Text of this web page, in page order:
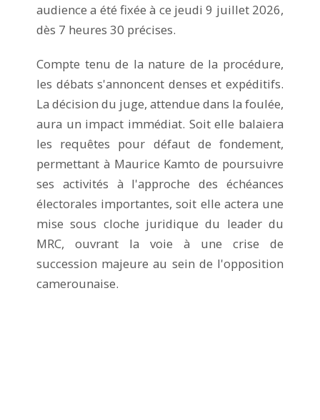
audience a été fixée à ce jeudi 9 juillet 2026,
dès 7 heures 30 précises.
Compte tenu de la nature de la procédure,
les débats s'annoncent denses et expéditifs.
La décision du juge, attendue dans la foulée,
aura un impact immédiat. Soit elle balaiera
les requêtes pour défaut de fondement,
permettant à Maurice Kamto de poursuivre
ses activités à l'approche des échéances
électorales importantes, soit elle actera une
mise sous cloche juridique du leader du
MRC, ouvrant la voie à une crise de
succession majeure au sein de l'opposition
camerounaise.